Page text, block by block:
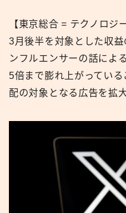
namiten.jp
【東京総合 = テクノロジ
3月後半を対象とした収
ンフルエンサーの話によ
5倍まで膨れ上がってい
配の対象となる広告を拡